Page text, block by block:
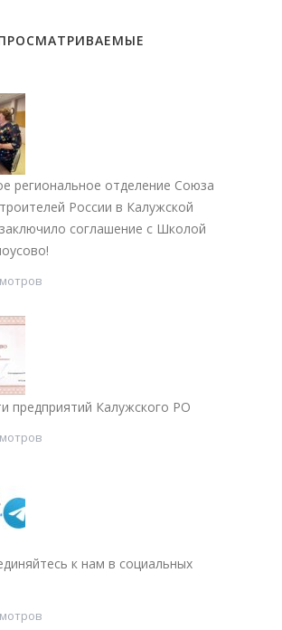
региональное отделение Союза
России в Калужской
соглашение с Школой
предприятий Калужского РО
к нам в социальных